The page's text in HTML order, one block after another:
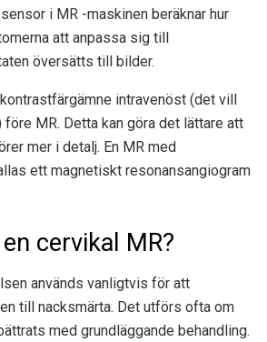
i MR -maskinen beräknar hur
att anpassa sig till
översätts till bilder.
intravenöst (det vill
före MR. Detta kan göra det lättare att
mer i detalj. En MR med
ett magnetiskt resonansangiogram
cervikal MR?
används vanligtvis för att
till nacksmärta. Det utförs ofta om
med grundläggande behandling.